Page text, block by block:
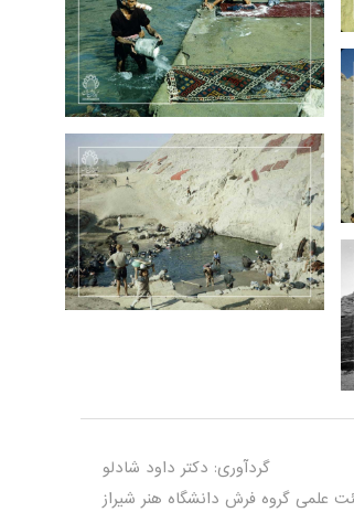
گردآوری: دکتر داود شادلو
علمی گروه فرش دانشگاه هنر شیراز